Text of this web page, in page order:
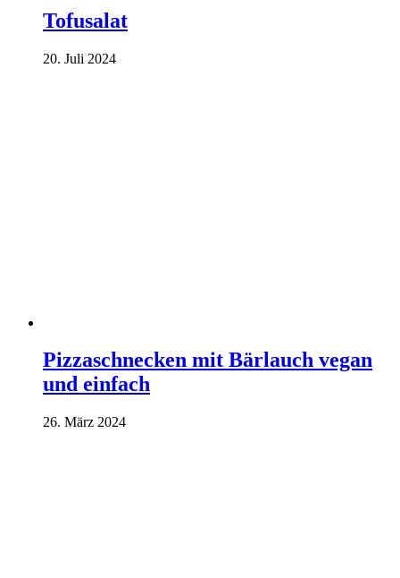
Tofusalat
20. Juli 2024
Pizzaschnecken mit Bärlauch vegan
und einfach
26. März 2024